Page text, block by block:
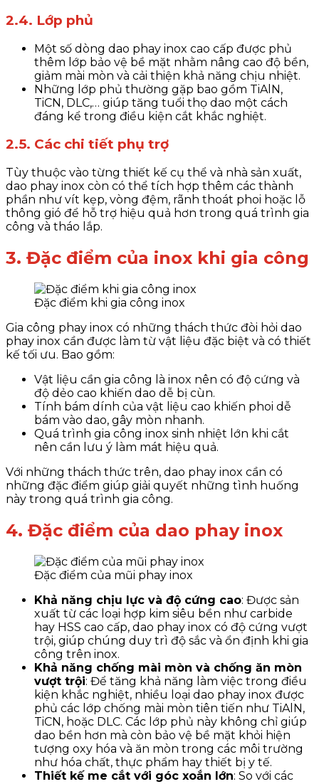
2.4. Lớp phủ
Một số dòng dao phay inox cao cấp được phủ
thêm lớp bảo vệ bề mặt nhằm nâng cao độ bền,
giảm mài mòn và cải thiện khả năng chịu nhiệt.
Những lớp phủ thường gặp bao gồm TiAlN,
TiCN, DLC,… giúp tăng tuổi thọ dao một cách
đáng kể trong điều kiện cắt khắc nghiệt.
2.5. Các chi tiết phụ trợ
Tùy thuộc vào từng thiết kế cụ thể và nhà sản xuất,
dao phay inox còn có thể tích hợp thêm các thành
phần như vít kẹp, vòng đệm, rãnh thoát phoi hoặc lỗ
thông gió để hỗ trợ hiệu quả hơn trong quá trình gia
công và tháo lắp.
3. Đặc điểm của inox khi gia công
Đặc điểm khi gia công inox
Gia công phay inox có những thách thức đòi hỏi dao
phay inox cần được làm từ vật liệu đặc biệt và có thiết
kế tối ưu. Bao gồm:
Vật liệu cần gia công là inox nên có độ cứng và
độ dẻo cao khiến dao dễ bị cùn.
Tính bám dính của vật liệu cao khiến phoi dễ
bám vào dao, gây mòn nhanh.
Quá trình gia công inox sinh nhiệt lớn khi cắt
nên cần lưu ý làm mát hiệu quả.
Với những thách thức trên, dao phay inox cần có
những đặc điểm giúp giải quyết những tình huống
này trong quá trình gia công.
4. Đặc điểm của dao phay inox
Đặc điểm của mũi phay inox
Khả năng chịu lực và độ cứng cao: Được sản
xuất từ các loại hợp kim siêu bền như carbide
hay HSS cao cấp, dao phay inox có độ cứng vượt
trội, giúp chúng duy trì độ sắc và ổn định khi gia
công trên inox.
Khả năng chống mài mòn và chống ăn mòn
vượt trội: Để tăng khả năng làm việc trong điều
kiện khắc nghiệt, nhiều loại dao phay inox được
phủ các lớp chống mài mòn tiên tiến như TiAlN,
TiCN, hoặc DLC. Các lớp phủ này không chỉ giúp
dao bền hơn mà còn bảo vệ bề mặt khỏi hiện
tượng oxy hóa và ăn mòn trong các môi trường
như hóa chất, thực phẩm hay thiết bị y tế.
Thiết kế me cắt với góc xoắn lớn: So với các